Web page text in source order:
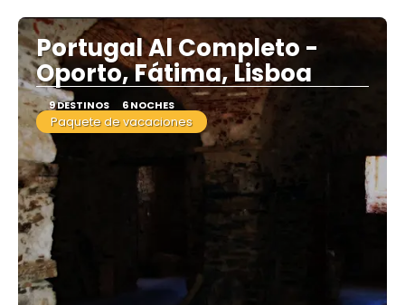
Portugal Al Completo -
Oporto, Fátima, Lisboa
9 DESTINOS 6 NOCHES
Paquete de vacaciones